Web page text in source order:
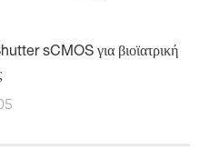
sCMOS για βιοϊατρική